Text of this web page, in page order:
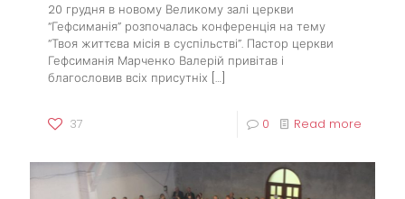
20 грудня в новому Великому залі церкви
“Гефсиманія” розпочалась конференція на тему
“Твоя життєва місія в суспільстві”. Пастор церкви
Гефсиманія Марченко Валерій привітав і
благословив всіх присутніх […]
37 0 Read more